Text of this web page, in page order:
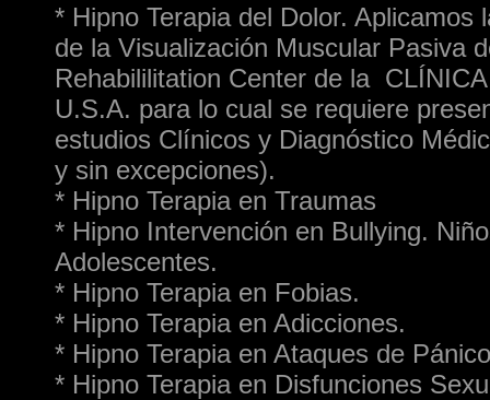
* Hipno Terapia del Dolor.
de la Visualización Muscular Pasiva
Rehabililitation Center de la
U.S.A. para lo cual se requiere
estudios Clínicos y Diagnóstico
y sin excepciones).
* Hipno Terapia en Traumas
* Hipno Intervención en Bullying.
Adolescentes.
* Hipno Terapia en Fobias.
* Hipno Terapia en Adicciones.
* Hipno Terapia en Ataques de
* Hipno Terapia en Disfunciones